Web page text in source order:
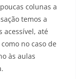
colunas a
temos a
acessível, até
no caso de
às aulas